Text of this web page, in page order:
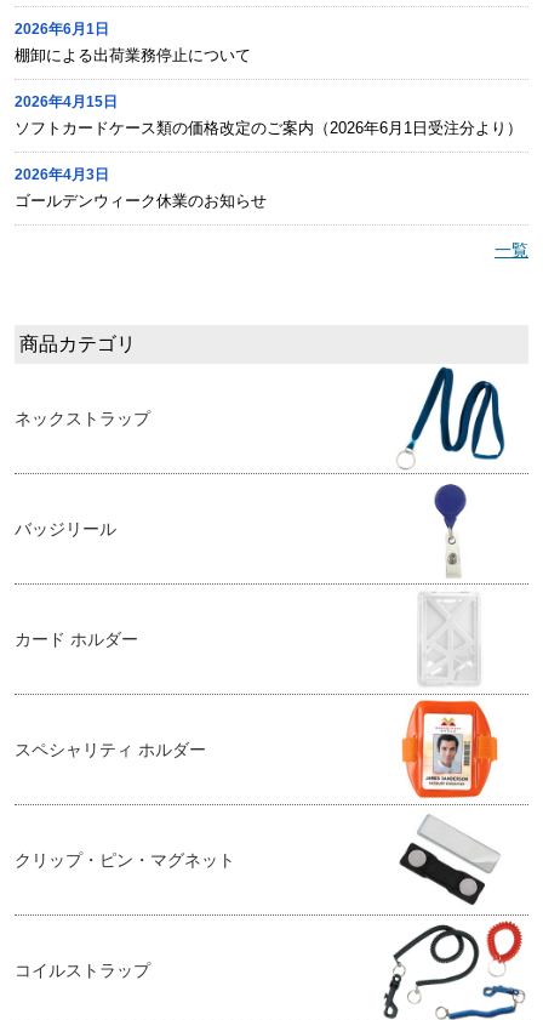
2026年6月1日
棚卸による出荷業務停止について
2026年4月15日
ソフトカードケース類の価格改定のご案内（2026年6月1日受注分より）
2026年4月3日
ゴールデンウィーク休業のお知らせ
一覧
商品カテゴリ
ネックストラップ
バッジリール
カード ホルダー
スペシャリティ ホルダー
クリップ・ピン・マグネット
コイルストラップ